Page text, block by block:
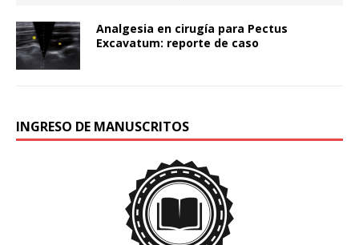
Analgesia en cirugía para Pectus
Excavatum: reporte de caso
INGRESO DE MANUSCRITOS